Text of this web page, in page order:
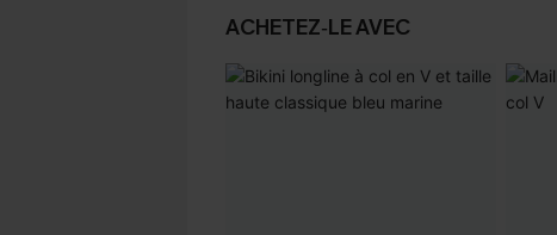
ACHETEZ‑LE AVEC